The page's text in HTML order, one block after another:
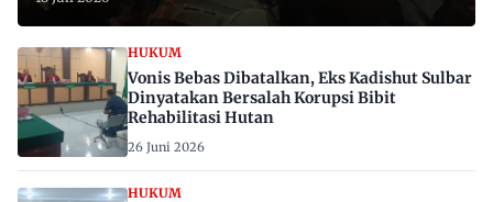
HUKUM
Vonis Bebas Dibatalkan, Eks Kadishut Sulbar
Dinyatakan Bersalah Korupsi Bibit
Rehabilitasi Hutan
26 Juni 2026
HUKUM